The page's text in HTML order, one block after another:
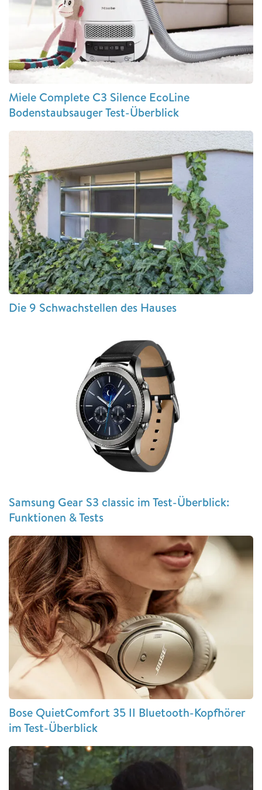
Miele Complete C3 Silence EcoLine
Bodenstaubsauger Test-Überblick
Die 9 Schwachstellen des Hauses
Samsung Gear S3 classic im Test-Überblick:
Funktionen & Tests
Bose QuietComfort 35 II Bluetooth-Kopfhörer
im Test-Überblick